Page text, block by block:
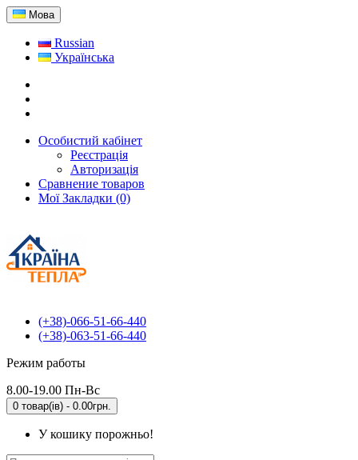
Мова
Russian
Українська
Особистий кабінет
Реєстрація
Авторизація
Сравнение товаров
Мої Закладки (0)
(+38)-066-51-66-440
(+38)-063-51-66-440
Режим работы
8.00-19.00 Пн-Вс
0 товар(ів) - 0.00грн.
У кошику порожньо!